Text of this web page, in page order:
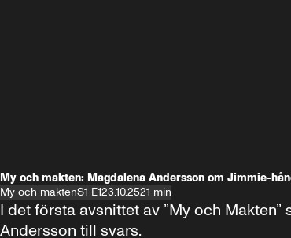
My och makten: Magdalena Andersson om Jimmie-
My och maktenS1 E123.10.2521 min
I det första avsnittet av ”My och
Andersson till svars.